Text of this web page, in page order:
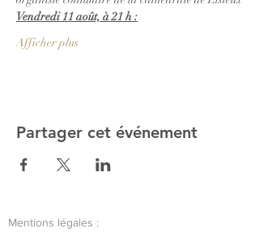
Vendredi 11 août, à 21 h :
Afficher plus
Partager cet événement
Mentions légales :